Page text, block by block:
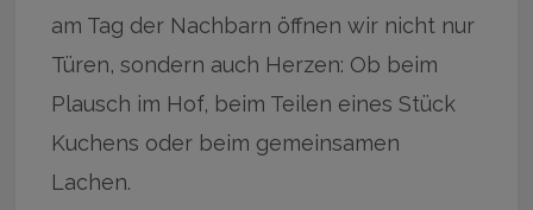
am Tag der Nachbarn öffnen wir nicht nur
Türen, sondern auch Herzen: Ob beim
Plausch im Hof, beim Teilen eines Stück
Kuchens oder beim gemeinsamen
Lachen.